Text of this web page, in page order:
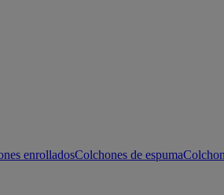
enrolladosColchones de espuma